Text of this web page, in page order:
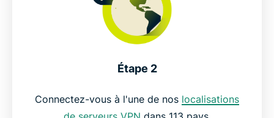
Étape 2
Connectez-vous à l'une de nos localisations